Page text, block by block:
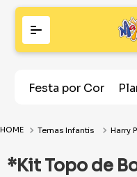
Festa por Cor
Temas Infantis Harry
*Kit Topo de